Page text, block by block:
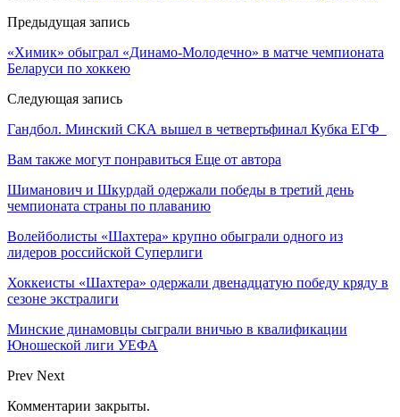
Предыдущая запись
«Химик» обыграл «Динамо-Молодечно» в матче чемпионата
Беларуси по хоккею
Следующая запись
Гандбол. Минский СКА вышел в четвертьфинал Кубка ЕГФ
Вам также могут понравиться Еще от автора
Шиманович и Шкурдай одержали победы в третий день
чемпионата страны по плаванию
Волейболисты «Шахтера» крупно обыграли одного из
лидеров российской Суперлиги
Хоккеисты «Шахтера» одержали двенадцатую победу кряду в
сезоне экстралиги
Минские динамовцы сыграли вничью в квалификации
Юношеской лиги УЕФА
Prev Next
Комментарии закрыты.